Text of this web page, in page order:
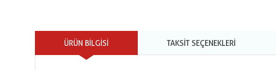
ÜRÜN BILGISI TAKSIT SEÇENEKLERI